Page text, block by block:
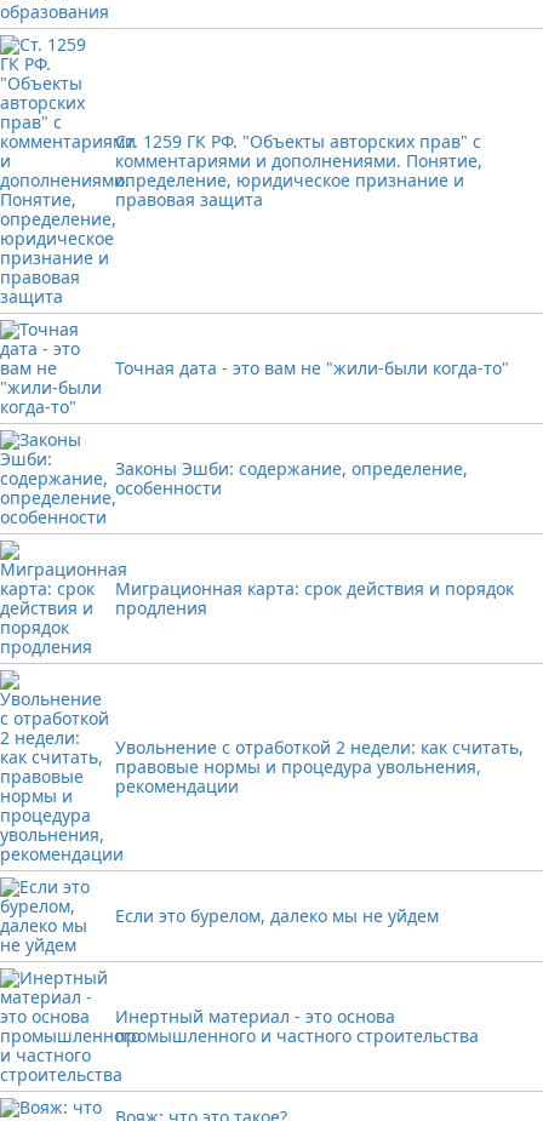
Ст. 1259 ГК РФ. "Объекты авторских прав" с
комментариями и дополнениями. Понятие,
определение, юридическое признание и
правовая защита
Точная дата - это вам не "жили-были когда-то"
Законы Эшби: содержание, определение,
особенности
Миграционная карта: срок действия и порядок
продления
Увольнение с отработкой 2 недели: как считать,
правовые нормы и процедура увольнения,
рекомендации
Если это бурелом, далеко мы не уйдем
Инертный материал - это основа
промышленного и частного строительства